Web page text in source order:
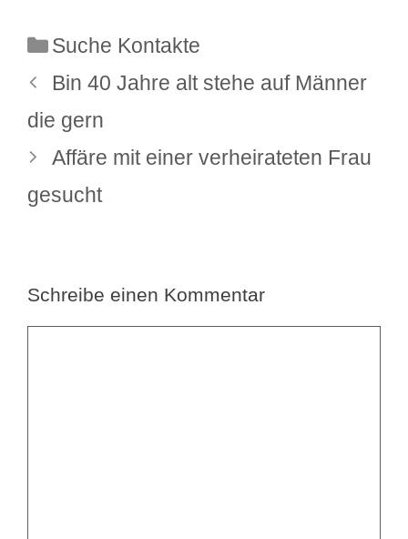
Kategorien
Suche Kontakte
Bin 40 Jahre alt stehe auf Männer
die gern
Affäre mit einer verheirateten Frau
gesucht
Schreibe einen Kommentar